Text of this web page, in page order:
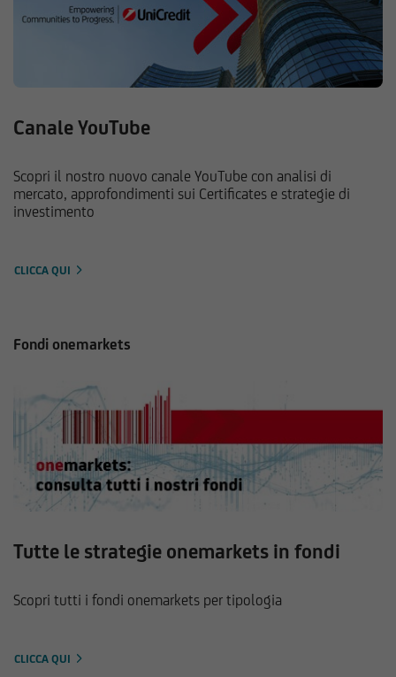
Canale YouTube
Scopri il nostro nuovo canale YouTube con analisi di
mercato, approfondimenti sui Certificates e strategie di
investimento
CLICCA QUI
Fondi onemarkets
Tutte le strategie onemarkets in fondi
Scopri tutti i fondi onemarkets per tipologia
CLICCA QUI